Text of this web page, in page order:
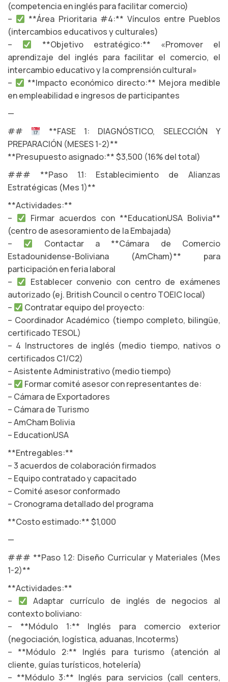
(competencia en inglés para facilitar comercio)
–
**Área Prioritaria #4:** Vínculos entre Pueblos
(intercambios educativos y culturales)
–
**Objetivo estratégico:** «Promover el
aprendizaje del inglés para facilitar el comercio, el
intercambio educativo y la comprensión cultural»
–
**Impacto económico directo:** Mejora medible
en empleabilidad e ingresos de participantes
—
##
**FASE 1: DIAGNÓSTICO, SELECCIÓN Y
PREPARACIÓN (MESES 1-2)**
**Presupuesto asignado:** $3,500 (16% del total)
### **Paso 1.1: Establecimiento de Alianzas
Estratégicas (Mes 1)**
**Actividades:**
–
Firmar acuerdos con **EducationUSA Bolivia**
(centro de asesoramiento de la Embajada)
–
Contactar a **Cámara de Comercio
Estadounidense-Boliviana (AmCham)** para
participación en feria laboral
–
Establecer convenio con centro de exámenes
autorizado (ej. British Council o centro TOEIC local)
–
Contratar equipo del proyecto:
– Coordinador Académico (tiempo completo, bilingüe,
certificado TESOL)
– 4 Instructores de inglés (medio tiempo, nativos o
certificados C1/C2)
– Asistente Administrativo (medio tiempo)
–
Formar comité asesor con representantes de:
– Cámara de Exportadores
– Cámara de Turismo
– AmCham Bolivia
– EducationUSA
**Entregables:**
– 3 acuerdos de colaboración firmados
– Equipo contratado y capacitado
– Comité asesor conformado
– Cronograma detallado del programa
**Costo estimado:** $1,000
—
### **Paso 1.2: Diseño Curricular y Materiales (Mes
1-2)**
**Actividades:**
–
Adaptar currículo de inglés de negocios al
contexto boliviano:
– **Módulo 1:** Inglés para comercio exterior
(negociación, logística, aduanas, Incoterms)
– **Módulo 2:** Inglés para turismo (atención al
cliente, guías turísticos, hotelería)
– **Módulo 3:** Inglés para servicios (call centers,